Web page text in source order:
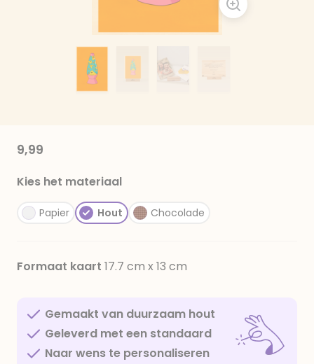
9,99
Kies het materiaal
Papier Hout Chocolade
Formaat kaart 17.7 cm x 13 cm
Gemaakt van duurzaam hout
Geleverd met een standaard
Naar wens te personaliseren